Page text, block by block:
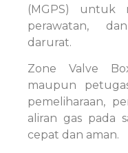
(MGPS) untuk
perawatan,
darurat.
Zone Valve
maupun
pemeliharaan,
aliran gas pada
cepat dan aman.